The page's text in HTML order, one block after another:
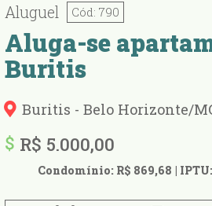
Aluguel Cód: 790
Aluga-se
Buritis
Buritis - Belo Horizonte/
R$ 5.000,00
Condomínio: R$ 869,68 |